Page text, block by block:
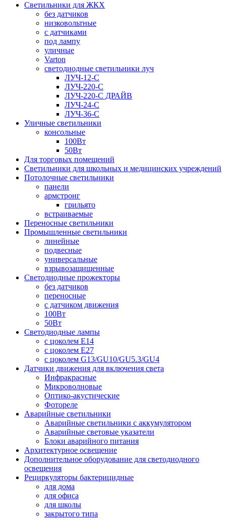
Светильники для ЖКХ
без датчиков
низковольтные
с датчиками
под лампу
уличные
Varton
светодиодные светильники луч
ЛУЧ-12-С
ЛУЧ-220-С
ЛУЧ-220-С ДРАЙВ
ЛУЧ-24-С
ЛУЧ-36-С
Уличные светильники
консольные
100Вт
50Вт
Для торговых помещений
Светильники для школьных и медицинских учреждений
Потолочные светильники
панели
армстронг
грильято
встраиваемые
Переносные светильники
Промышленные светильники
линейные
подвесные
универсальные
взрывозащищенные
Светодиодные прожекторы
без датчиков
переносные
с датчиком движения
100Вт
50Вт
Светодиодные лампы
с цоколем E14
с цоколем E27
с цоколем G13/GU10/GU5.3/GU4
Датчики движения для включения света
Инфракрасные
Микроволновые
Оптико-акустические
Фотореле
Аварийные светильники
Аварийные светильники с аккумулятором
Аварийные световые указатели
Блоки аварийного питания
Архитектурное освещение
Дополнительное оборудование для светодиодного
освещения
Рециркуляторы бактерицидные
для дома
для офиса
для школы
закрытого типа